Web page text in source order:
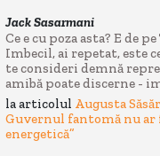
Jack Sasarmani
Ce e cu poza asta? E de
Imbecil, ai repetat, este
te consideri demnă
amibă poate discerne -
la articolul Augusta
Guvernul fantomă nu ar
energetică”